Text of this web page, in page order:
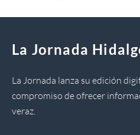
La Jornada
La Jornada lanza su edición
compromiso de ofrecer
veraz.